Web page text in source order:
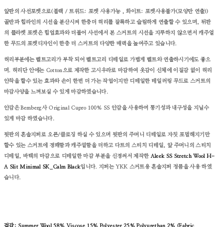
앞판의 사선포켓으로(블랙 / 트위드: 포켓 사용가능 , 화이트: 포켓사용불가(모양만 연출))
골반과 힙라인의 시선을 분산시켜 한층더 허리를 잘록하고 슬림하게 연출할 수 있으며, 뒤판
의 플라켓 포켓은 힙업효과와 더불어 사선에서 본 스커트의 시선을 지루하지 않으면서 캐주얼
한 무드의 포켓디자인이 한층 더 스커트의 다양한 매력을 높여주고 있습니다.
허리부분에는 벨트고리가 부착 되어 벨트고리 디테일로 가볍게 벨트와 연출하시기에도 좋으
며. 허리단 안에는 Cotton으로 제작한 고시우라로 마감하여 옷감이 신체에 이질감 없이 허리
안착을 할수 있는 효과와 손이 한번 더 가는 작업이지만 디테일한 테일러링 무드로 스커트의
마감사양을 느껴보실 수 있게 마감하였습니다.
안감은 Bemberg사 Original Cupro 100% SS 안감을 사용하여 통기성과 내구성을 지닐수
있게 마감 하였습니다.
뒷판의 혼솔지퍼로 오픈/클로징 하실 수 있으며 뒷판의 주머니 디테일로 자칫 포멀해지기만
할수 있는 스커트에 경쾌함과 캐주얼함을 더하고 다트의 스티치 디테일, 앞 주머니의 스티치
디테일, 바텍의 마감으로 디테일한 마감 부분을 신경써서 제작한 Aleek SS Stretch Wool H-
A Slit Minimal SK_Calm Black입니다. 지퍼는 YKK 스커트용 혼솔지퍼 정품을 사용 하였
습니다.